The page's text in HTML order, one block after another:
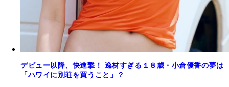
デビュー以降、快進撃！ 逸材すぎる１８歳・小倉優香の夢は
「ハワイに別荘を買うこと」？